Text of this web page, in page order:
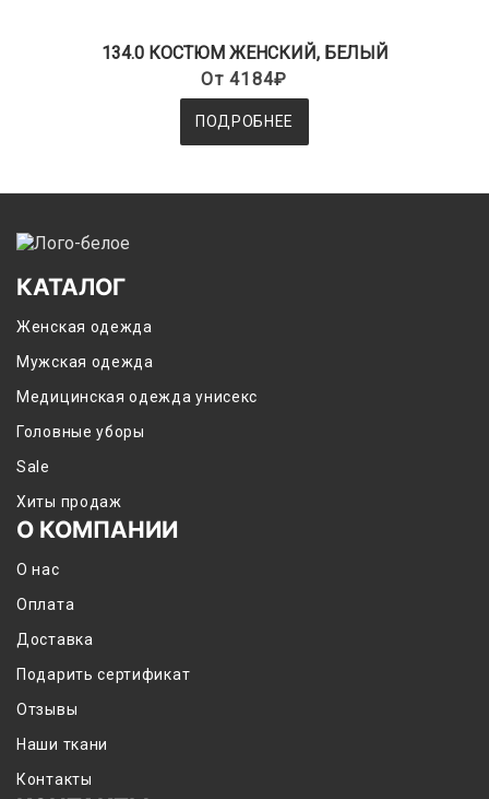
134.0 КОСТЮМ ЖЕНСКИЙ, БЕЛЫЙ
От 4184₽
ПОДРОБНЕЕ
КАТАЛОГ
Женская одежда
Мужская одежда
Медицинская одежда унисекс
Головные уборы
Sale
Хиты продаж
О КОМПАНИИ
О нас
Оплата
Доставка
Подарить сертификат
Отзывы
Наши ткани
Контакты